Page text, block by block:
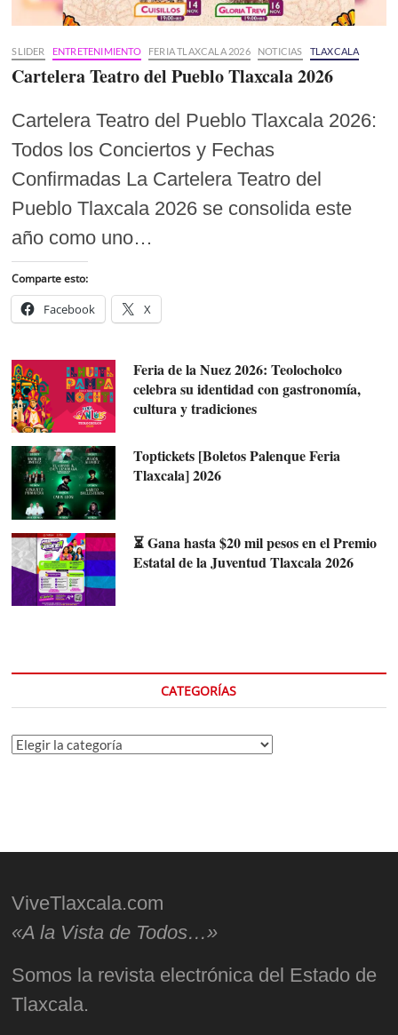
SLIDER ENTRETENIMIENTO FERIA TLAXCALA 2026 NOTICIAS TLAXCALA
Cartelera Teatro del Pueblo Tlaxcala 2026
Cartelera Teatro del Pueblo Tlaxcala 2026:
Todos los Conciertos y Fechas
Confirmadas La Cartelera Teatro del
Pueblo Tlaxcala 2026 se consolida este
año como uno…
Comparte esto:
Facebook X
Feria de la Nuez 2026: Teolocholco
celebra su identidad con gastronomía,
cultura y tradiciones
Toptickets [Boletos Palenque Feria
Tlaxcala] 2026
⏳ Gana hasta $20 mil pesos en el Premio
Estatal de la Juventud Tlaxcala 2026
CATEGORÍAS
Categorías
ViveTlaxcala.com
«A la Vista de Todos…»
Somos la revista electrónica del Estado de
Tlaxcala.